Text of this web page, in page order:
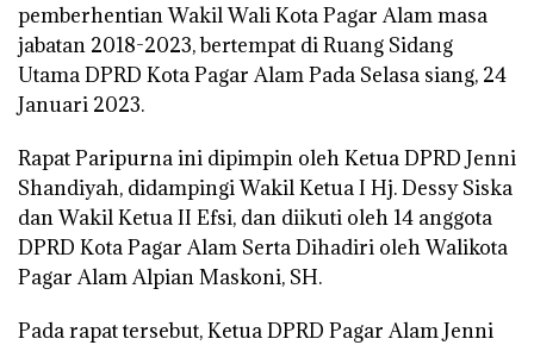
pemberhentian Wakil Wali Kota Pagar Alam masa
jabatan 2018-2023, bertempat di Ruang Sidang
Utama DPRD Kota Pagar Alam Pada Selasa siang, 24
Januari 2023.
Rapat Paripurna ini dipimpin oleh Ketua DPRD Jenni
Shandiyah, didampingi Wakil Ketua I Hj. Dessy Siska
dan Wakil Ketua II Efsi, dan diikuti oleh 14 anggota
DPRD Kota Pagar Alam Serta Dihadiri oleh Walikota
Pagar Alam Alpian Maskoni, SH.
Pada rapat tersebut, Ketua DPRD Pagar Alam Jenni